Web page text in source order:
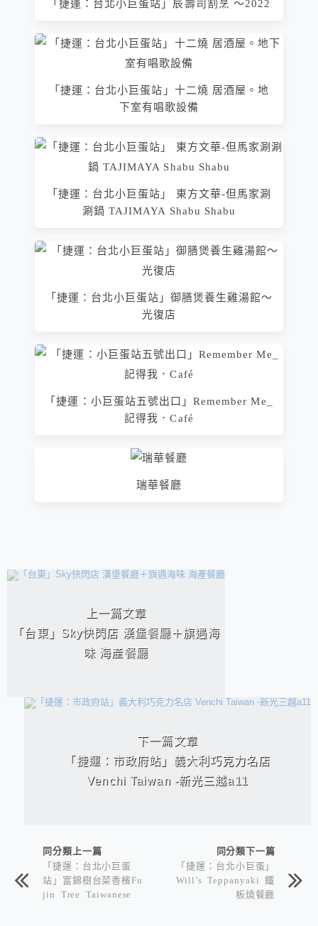
「捷運：台北小巨蛋站」辰壽司割烹 ～2022
「捷運：台北小巨蛋站」十二燒 居酒屋。地
下室有唱歌設備
「捷運：台北小巨蛋站」 東方文華-但馬家涮
涮鍋 TAJIMAYA Shabu Shabu
「捷運：台北小巨蛋站」御膳煲養生雞湯館～
光復店
「捷運：小巨蛋站五號出口」Remember Me_
記得我．Café
瑞華餐廳
相連文章
上一篇文章
「台東」Sky快閃店 漢堡餐廳＋旗遇海
味 海產餐廳
下一篇文章
「捷運：市政府站」義大利巧克力名店
Venchi Taiwan -新光三越a11
同分類上一篇
「捷運：台北小巨蛋
站」富錦樹台菜香檳Fu
jin Tree Taiwanese
同分類下一篇
「捷運：台北小巨蛋」
Will’s Teppanyaki 鐵
板燒餐廳